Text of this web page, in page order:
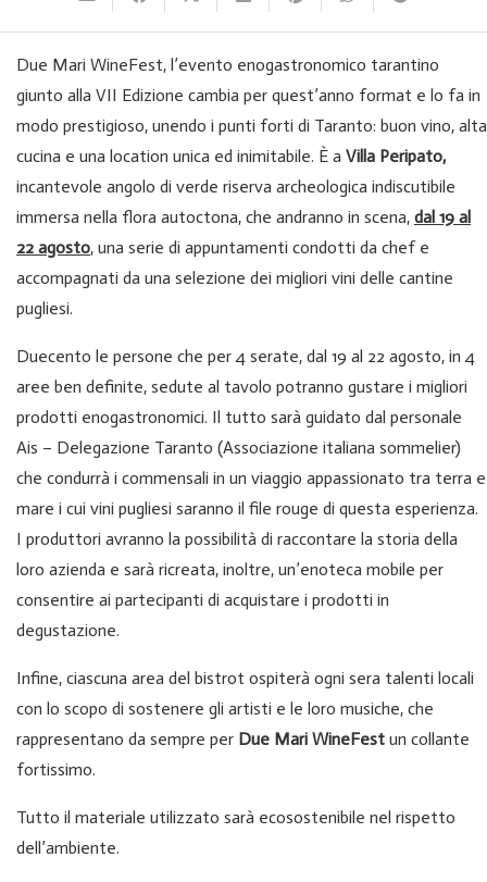
Due Mari WineFest, l’evento enogastronomico tarantino
giunto alla VII Edizione cambia per quest’anno format e lo fa in
modo prestigioso, unendo i punti forti di Taranto: buon vino, alta
cucina e una location unica ed inimitabile. È a Villa Peripato,
incantevole angolo di verde riserva archeologica indiscutibile
immersa nella flora autoctona, che andranno in scena, dal 19 al
22 agosto, una serie di appuntamenti condotti da chef e
accompagnati da una selezione dei migliori vini delle cantine
pugliesi.
Duecento le persone che per 4 serate, dal 19 al 22 agosto, in 4
aree ben definite, sedute al tavolo potranno gustare i migliori
prodotti enogastronomici. Il tutto sarà guidato dal personale
Ais – Delegazione Taranto (Associazione italiana sommelier)
che condurrà i commensali in un viaggio appassionato tra terra e
mare i cui vini pugliesi saranno il file rouge di questa esperienza.
I produttori avranno la possibilità di raccontare la storia della
loro azienda e sarà ricreata, inoltre, un’enoteca mobile per
consentire ai partecipanti di acquistare i prodotti in
degustazione.
Infine, ciascuna area del bistrot ospiterà ogni sera talenti locali
con lo scopo di sostenere gli artisti e le loro musiche, che
rappresentano da sempre per Due Mari WineFest un collante
fortissimo.
Tutto il materiale utilizzato sarà ecosostenibile nel rispetto
dell’ambiente.